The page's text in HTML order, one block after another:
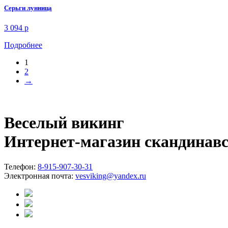
Серьги лунница
3 094 p
Подробнее
1
2
→
Веселый викинг
Интернет-магазин
Телефон: 8-915-907-30-31
Электронная почта: vesviking@yandex.ru